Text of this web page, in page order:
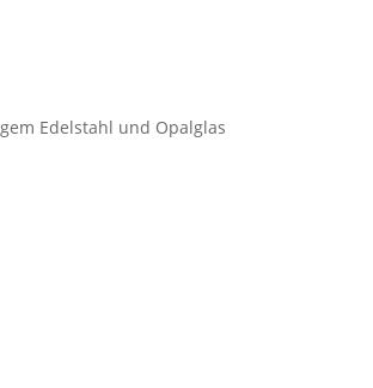
Edelstahl und Opalglas